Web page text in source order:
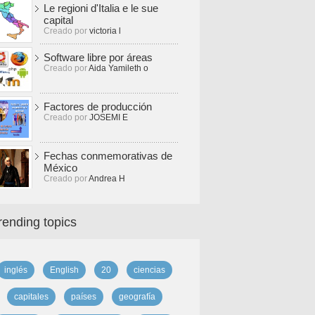
Le regioni d'Italia e le sue
capital
Creado por victoria l
Software libre por áreas
Creado porAida Yamileth o
Factores de producción
Creado por JOSEMI E
Fechas conmemorativas de
México
Creado porAndrea H
topics
inglés English 20 ciencias
capitales países geografía